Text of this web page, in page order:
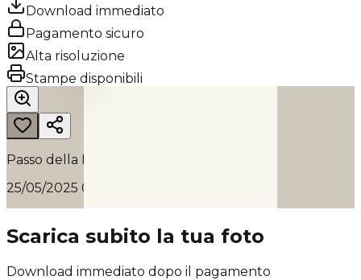
Download immediato
Pagamento sicuro
Alta risoluzione
Stampe disponibiliPASSO DELLA FUTA RATICOSA VERS TOSCANA
Passo della Futa Raticosa vers Toscana
25/05/2025 09:21
Scarica subito la tua foto
Download immediato dopo il pagamento